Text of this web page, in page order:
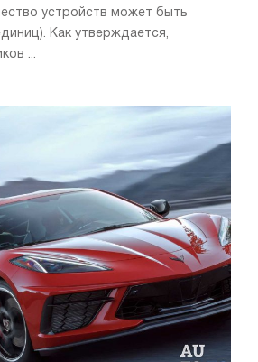
устройств может быть
Как утверждается,
...